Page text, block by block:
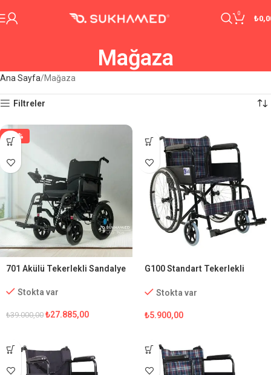
0
₺
Mağaza
Ana Sayfa Mağaza
Filtreler
-29%
701 Akülü Tekerlekli Sandalye
Stokta var
₺39.000,00 ₺27.885,00
G100 Standart Tekerlekli
Stokta var
₺5.900,00